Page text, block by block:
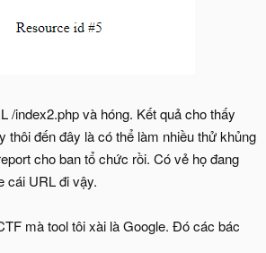
/index2.php và hóng. Kết quả cho thấy
thôi đến đây là có thể làm nhiều thử khủng
cho ban tổ chức rồi. Có vẻ họ đang
cái URL đi vậy.
mà tool tôi xài là Google. Đó các bác